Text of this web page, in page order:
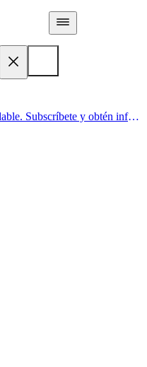
Acá comienza un estilo de vida saludable. Subscríbete y obtén información de primera mano